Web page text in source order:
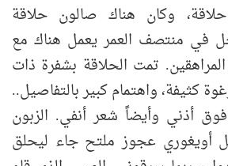
وكان هناك صالون حلاقة
في منتصف العمر يعمل هناك مع
تمت الحلاقة بشفرة ذات
كثيفة، واهتمام كبير بالتفاصيل..
أذني وأيضاً شعر أنفي. الزبون
أويغوري عجوز ملتح جاء ليحلق